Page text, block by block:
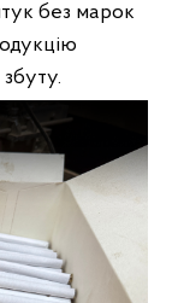
без марок
збуту.